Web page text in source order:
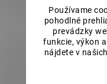
Používame
pohodlné
prevádzky
funkcie, výkon
nájdete v našich